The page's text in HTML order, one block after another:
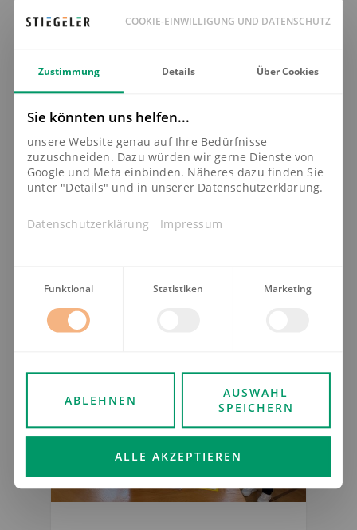
31. Juli 2026
Das Glasfasernetz in
in Betrieb
COOKIE-EINWILLIGUNG UND DATENSCHUTZ
Zustimmung Details Über Cookies
Sie könnten uns helfen...
unsere Website genau auf Ihre Bedürfnisse
zuzuschneiden. Dazu würden wir gerne Dienste von
Google und Meta einbinden. Näheres dazu finden Sie
unter "Details" und in unserer Datenschutzerklärung.
Datenschutzerklärung Impressum
Funktional Statistiken Marketing
ABLEHNEN
AUSWAHL
SPEICHERN
ALLE AKZEPTIEREN